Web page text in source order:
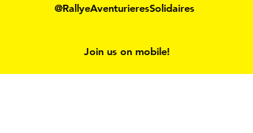
@RallyeAventurieresSolidaires
Join us on mobile!